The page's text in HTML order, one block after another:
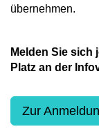
übernehmen.
Melden Sie sich
Platz an der
Zur